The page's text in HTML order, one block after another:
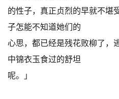
的性子，真正贞烈的早就不堪
子怎能不知道她们的
心思，都已经是残花败柳了，
中锦衣玉食过的舒坦
呢。」